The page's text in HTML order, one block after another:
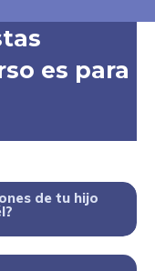
es para
de tu hijo